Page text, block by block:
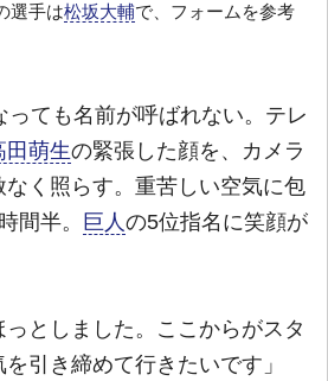
選手は松坂大輔で、フォームを参考
ても名前が呼ばれない。テレ
田萌生の緊張した顔を、カメラ
く照らす。重苦しい空気に包
間半。 巨人 の5位指名に笑顔が
っとしました。ここからがスタ
引き締めて行きたいです」